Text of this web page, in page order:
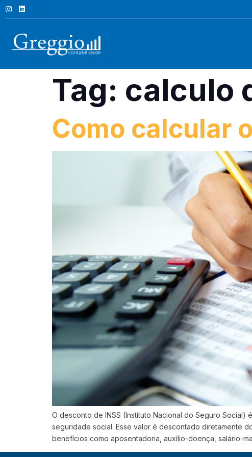
Tag: calculo
Como calcular
O desconto de INSS (Instituto Nacional do Seguro
seguridade social. Esse valor é descontado diretamente
benefícios como aposentadoria, auxílio-doença, salário-